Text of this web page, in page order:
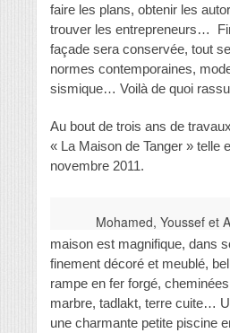
faire les plans, obtenir les
trouver les entrepreneurs…
façade sera conservée, tout
normes contemporaines,
sismique… Voilà de quoi
Au bout de trois ans de
« La Maison de Tanger » telle
novembre 2011.
Mohamed, Youssef et
maison est magnifique, dans
finement décoré et meublé,
rampe en fer forgé,
marbre, tadlakt, terre cuite…
une charmante petite piscine